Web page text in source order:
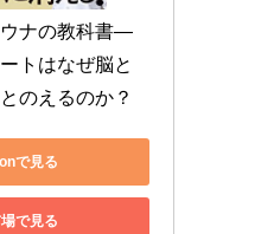
ナの教科書―
トはなぜ脳と
のえるのか？
で見る
で見る